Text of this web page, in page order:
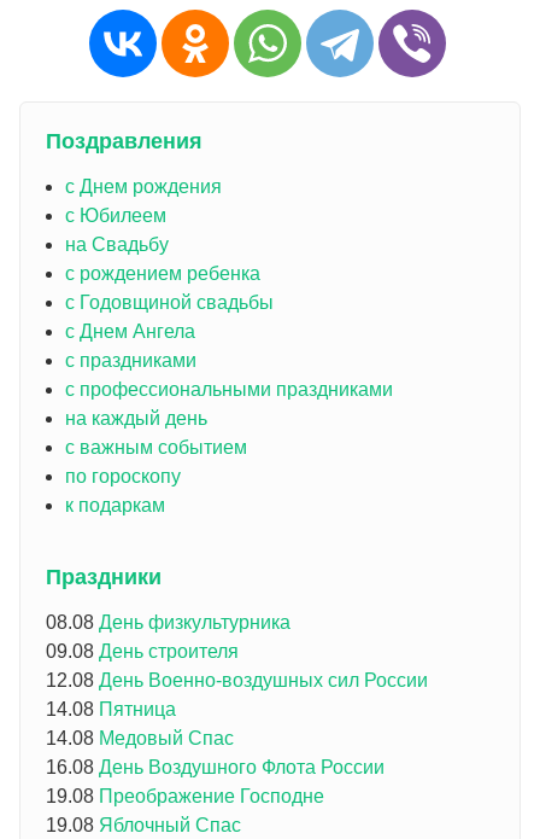
Поздравления
с Днем рождения
с Юбилеем
на Свадьбу
с рождением ребенка
с Годовщиной свадьбы
с Днем Ангела
с праздниками
с профессиональными праздниками
на каждый день
с важным событием
по гороскопу
к подаркам
Праздники
08.08 День физкультурника
09.08 День строителя
12.08 День Военно-воздушных сил России
14.08 Пятница
14.08 Медовый Спас
16.08 День Воздушного Флота России
19.08 Преображение Господне
19.08 Яблочный Спас